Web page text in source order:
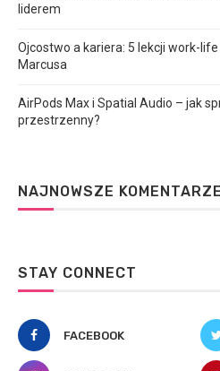
liderem
Ojcostwo a kariera: 5 lekcji work-
Marcusa
AirPods Max i Spatial Audio – jak
przestrzenny?
NAJNOWSZE KOMENTARZE
STAY CONNECT
FACEBOOK